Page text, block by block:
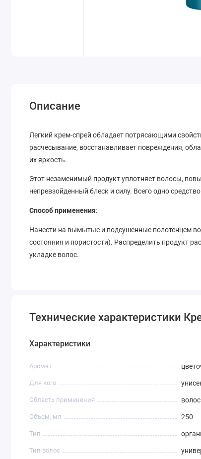
Описание
Легкий крем-спрей обладает потрясающими
расчесывание, восстанавливает повреждения,
их яркость.
Этот незаменимый продукт уплотняет волосы,
непревзойденный блеск и силу. Всего одно
Способ применения:
Нанести на вымытые и подсушенные полотенцем
состояния и пористости). Распределить продукт
укладке волос.
Технические характеристики
Характеристики
Аромат
Для кого
Область применения
Объем, мл 250
Тип
Тип волос